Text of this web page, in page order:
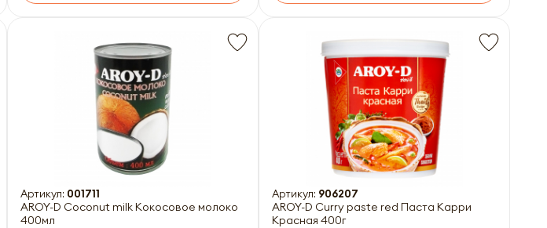
Артикул: 001711
AROY-D Coconut milk Кокосовое молоко
400мл
Артикул: 906207
AROY-D Curry paste red Паста Карри
Красная 400г